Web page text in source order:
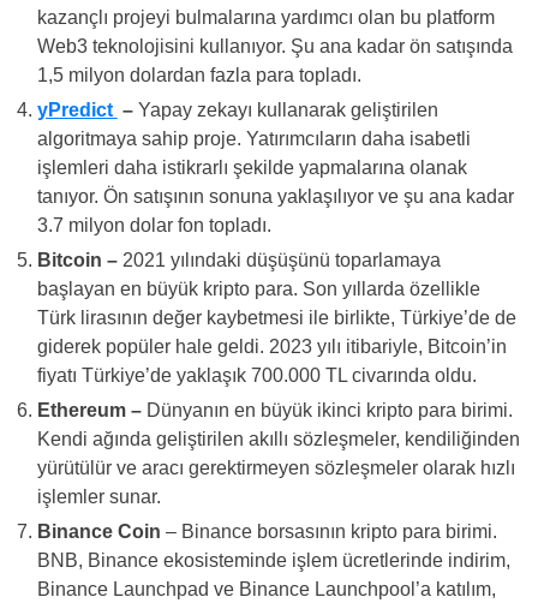
kazançlı projeyi bulmalarına yardımcı olan bu platform
Web3 teknolojisini kullanıyor. Şu ana kadar ön satışında
1,5 milyon dolardan fazla para topladı.
yPredict –Yapay zekayı kullanarak geliştirilen
algoritmaya sahip proje. Yatırımcıların daha isabetli
işlemleri daha istikrarlı şekilde yapmalarına olanak
tanıyor. Ön satışının sonuna yaklaşılıyor ve şu ana kadar
3.7 milyon dolar fon topladı.
Bitcoin – 2021 yılındaki düşüşünü toparlamaya
başlayan en büyük kripto para. Son yıllarda özellikle
Türk lirasının değer kaybetmesi ile birlikte, Türkiye’de de
giderek popüler hale geldi. 2023 yılı itibariyle, Bitcoin’in
fiyatı Türkiye’de yaklaşık 700.000 TL civarında oldu.
Ethereum – Dünyanın en büyük ikinci kripto para birimi.
Kendi ağında geliştirilen akıllı sözleşmeler, kendiliğinden
yürütülür ve aracı gerektirmeyen sözleşmeler olarak hızlı
işlemler sunar.
Binance Coin – Binance borsasının kripto para birimi.
BNB, Binance ekosisteminde işlem ücretlerinde indirim,
Binance Launchpad ve Binance Launchpool’a katılım,